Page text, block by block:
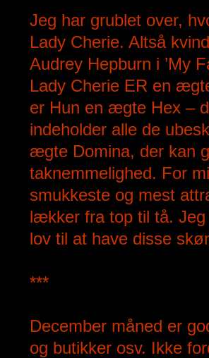
Jeg har grublet over,
Lady Cherie. Altså
Audrey Hepburn i ’My
Lady Cherie ER en
er Hun en ægte Hex –
indeholder alle de
ægte Domina, der kan
taknemmelighed. For
smukkeste og mest
lækker fra top til tå.
lov til at have disse
***
December måned er
og butikker osv. Ikke